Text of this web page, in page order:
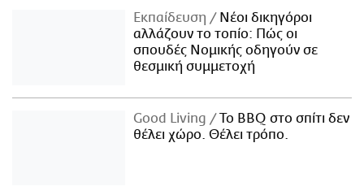
Εκπαίδευση
Νέοι δικηγόροι
αλλάζουν το τοπίο: Πώς οι
σπουδές Νομικής οδηγούν σε
θεσμική συμμετοχή
Good Living
Το BBQ στο σπίτι δεν
θέλει χώρο. Θέλει τρόπο.